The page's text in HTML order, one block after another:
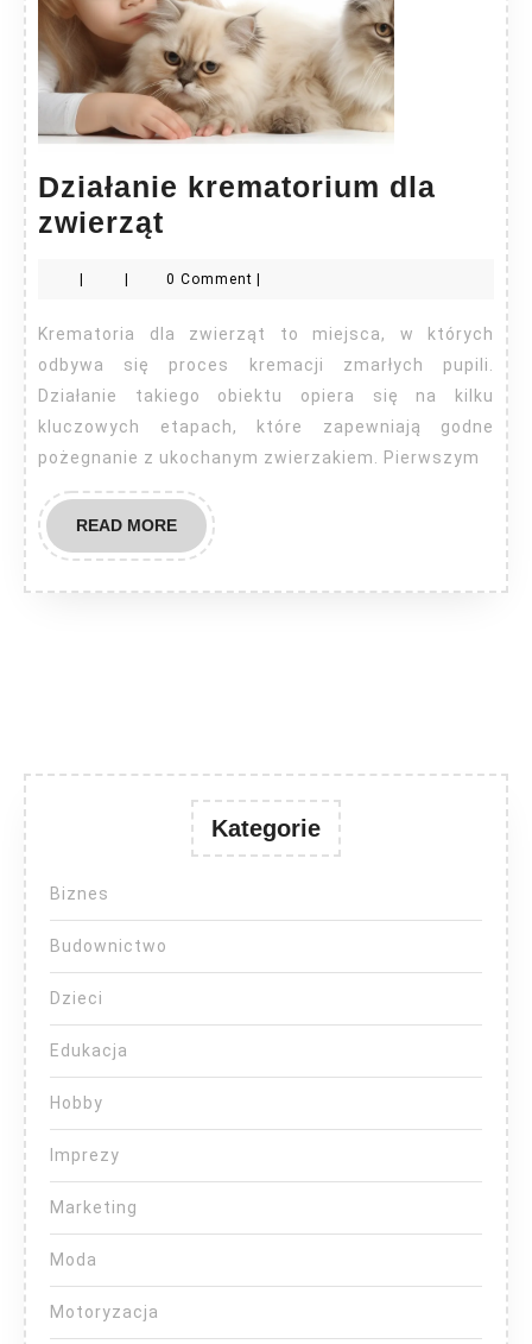
Działanie krematorium dla
zwierząt
dla
zwierząt
0 Comment
Krematoria dla zwierząt to miejsca, w których
odbywa się proces kremacji zmarłych pupili.
Działanie takiego obiektu opiera się na kilku
kluczowych etapach, które zapewniają godne
pożegnanie z ukochanym zwierzakiem. Pierwszym
READ MOREREAD
MORE
Kategorie
Biznes
Budownictwo
Dzieci
Edukacja
Hobby
Imprezy
Marketing
Moda
Motoryzacja